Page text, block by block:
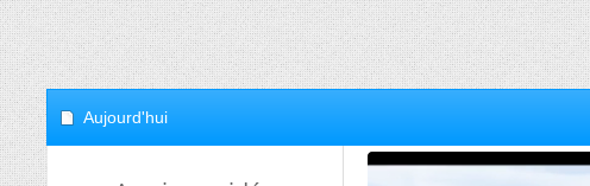
Aujourd'hui